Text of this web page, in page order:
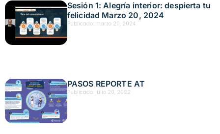
Sesión 1: Alegría interior: despierta tu
felicidad Marzo 20, 2024
Publicado: marzo 20, 2024
PASOS REPORTE AT
Publicado: julio 20, 2022